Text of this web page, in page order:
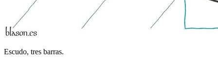
Escudo, tres barras.